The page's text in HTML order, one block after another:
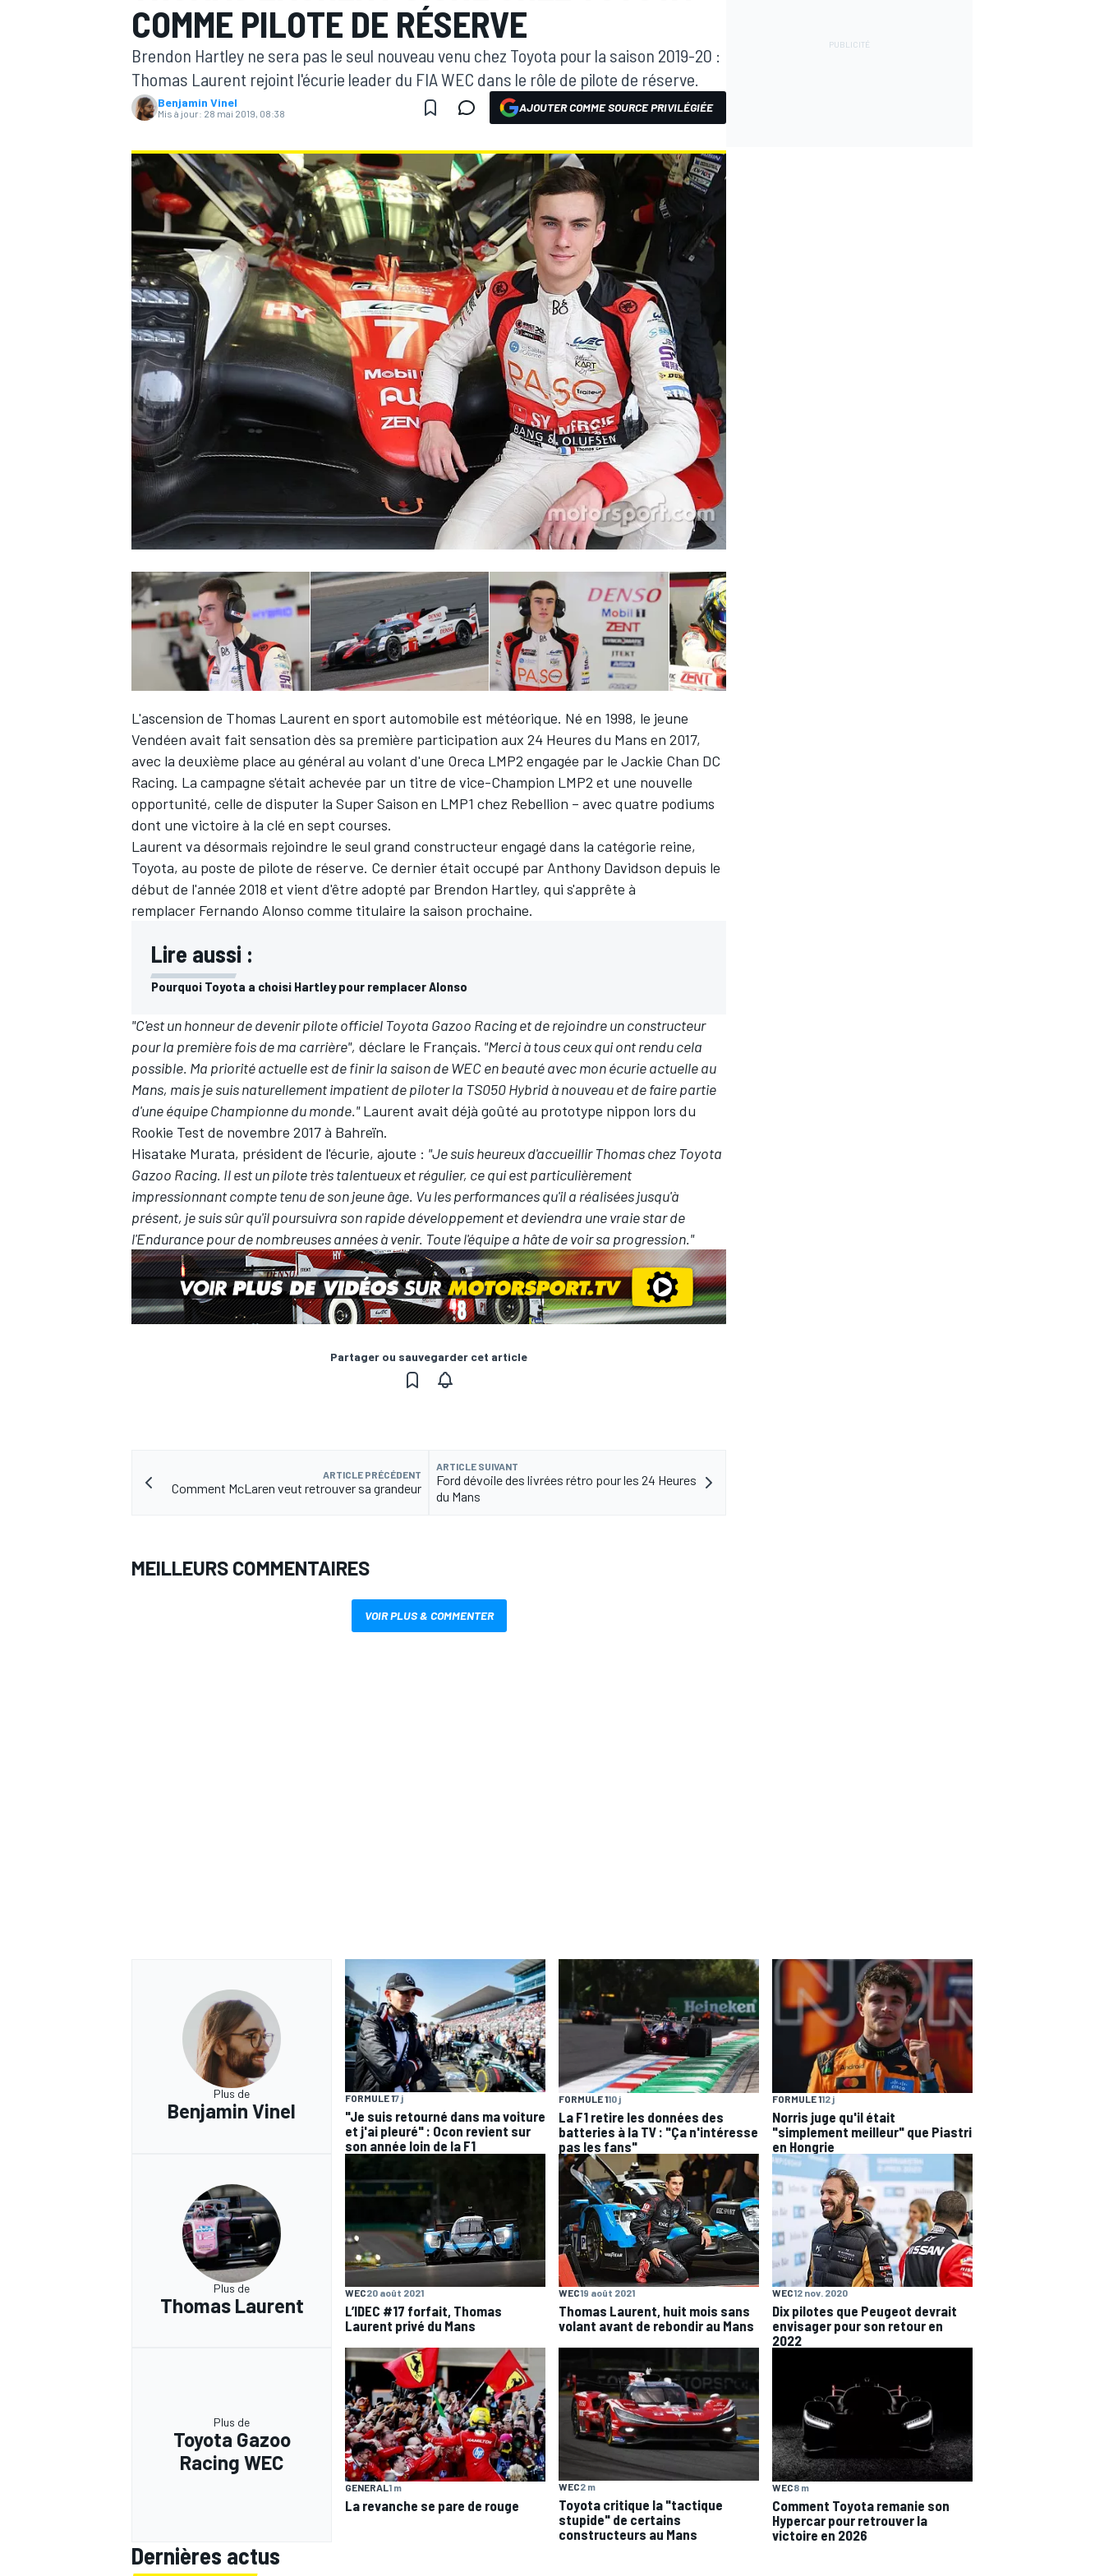
WRC
AUTRES CHAMPIONNATS
COMME PILOTE DE RÉSERVE
Brendon Hartley ne sera pas le seul nouveau venu chez Toyota pour la saison 2019-20 :
Thomas Laurent rejoint l'écurie leader du FIA WEC dans le rôle de pilote de réserve.
Benjamin Vinel
Mis à jour: 28 mai 2019, 08:38 AJOUTER COMME SOURCE PRIVILÉGIÉE
L'ascension de Thomas Laurent en sport automobile est météorique. Né en 1998, le jeune
Vendéen avait fait sensation dès sa première participation aux 24 Heures du Mans en 2017,
avec la deuxième place au général au volant d'une Oreca LMP2 engagée par le Jackie Chan DC
Racing. La campagne s'était achevée par un titre de vice-Champion LMP2 et une nouvelle
opportunité, celle de disputer la Super Saison en LMP1 chez Rebellion – avec quatre podiums
dont une victoire à la clé en sept courses.
Laurent va désormais rejoindre le seul grand constructeur engagé dans la catégorie reine,
Toyota, au poste de pilote de réserve. Ce dernier était occupé parAnthony Davidson depuis le
début de l'année 2018 et vient d'être adopté par Brendon Hartley, qui s'apprête à
remplacer Fernando Alonso comme titulaire la saison prochaine.
Lire aussi :
Pourquoi Toyota a choisi Hartley pour remplacer Alonso
"C'est un honneur de devenir pilote officiel Toyota Gazoo Racing et de rejoindre un constructeur
pour la première fois de ma carrière", déclare le Français. "Merci à tous ceux qui ont rendu cela
possible. Ma priorité actuelle est de finir la saison de WEC en beauté avec mon écurie actuelle au
Mans, mais je suis naturellement impatient de piloter la TS050 Hybrid à nouveau et de faire partie
d'une équipe Championne du monde."Laurent avait déjà goûté au prototype nippon lors du
Rookie Test de novembre 2017 à Bahreïn.
Hisatake Murata, président de l'écurie, ajoute : "Je suis heureux d'accueillir Thomas chez Toyota
Gazoo Racing. Il est un pilote très talentueux et régulier, ce qui est particulièrement
impressionnant compte tenu de son jeune âge. Vu les performances qu'il a réalisées jusqu'à
présent, je suis sûr qu'il poursuivra son rapide développement et deviendra une vraie star de
l'Endurance pour de nombreuses années à venir. Toute l'équipe a hâte de voir sa progression."
Partager ou sauvegarder cet article
ARTICLE PRÉCÉDENT
Comment McLaren veut retrouver sa grandeur
ARTICLE SUIVANT
Ford dévoile des livrées rétro pour les 24 Heures
du Mans
MEILLEURS COMMENTAIRES
VOIR PLUS & COMMENTER
Plus de
Benjamin Vinel
FORMULE 17 j
"Je suis retourné dans ma voiture
et j'ai pleuré" : Ocon revient sur
son année loin de la F1
FORMULE 110 j
La F1 retire les données des
batteries à la TV : "Ça n'intéresse
pas les fans"
FORMULE 112 j
Norris juge qu'il était
"simplement meilleur" que Piastri
en Hongrie
Plus de
Thomas Laurent
WEC20 août 2021
L’IDEC #17 forfait, Thomas
Laurent privé du Mans
WEC19 août 2021
Thomas Laurent, huit mois sans
volant avant de rebondir au Mans
WEC12 nov. 2020
Dix pilotes que Peugeot devrait
envisager pour son retour en
2022
Plus de
Toyota Gazoo
Racing WEC
GENERAL1 m
La revanche se pare de rouge
WEC2 m
Toyota critique la "tactique
stupide" de certains
constructeurs au Mans
WEC8 m
Comment Toyota remanie son
Hypercar pour retrouver la
victoire en 2026
Dernières actus